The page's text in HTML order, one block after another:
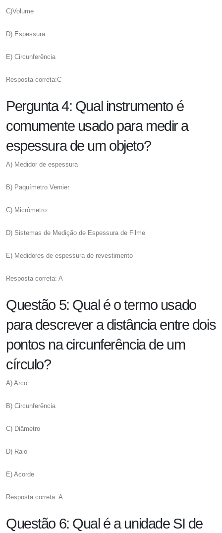
C)Volume
D) Espessura
E) Circunferência
Resposta correta:C
Pergunta 4: Qual instrumento é
comumente usado para medir a
espessura de um objeto?
A) Medidor de espessura
B) Paquímetro Vernier
C) Micrômetro
D) Sistemas de Medição de Espessura de Filme
E) Medidores de espessura de revestimento
Resposta correta: A
Questão 5: Qual é o termo usado
para descrever a distância entre dois
pontos na circunferência de um
círculo?
A) Arco
B) Circunferência
C) Diâmetro
D) Raio
E) Acorde
Resposta correta: A
Questão 6: Qual é a unidade SI de